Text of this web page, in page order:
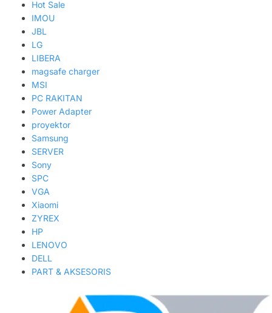
Hot Sale
IMOU
JBL
LG
LIBERA
magsafe charger
MSI
PC RAKITAN
Power Adapter
proyektor
Samsung
SERVER
Sony
SPC
VGA
Xiaomi
ZYREX
HP
LENOVO
DELL
PART & AKSESORIS